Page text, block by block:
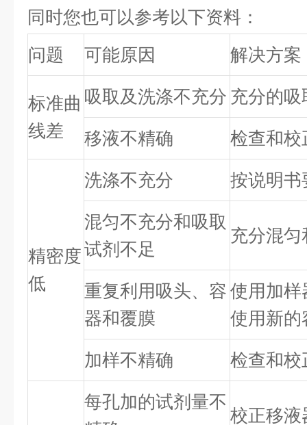
同时您也可以参考以下资料：
问题
可能原因 解决方案
标准曲
线差
吸取及洗涤不充分 充分的
移液不精确 检查和校
精密度
低
洗涤不充分 按说明书
混匀不充分和吸取
试剂不足
充分混
重复利用吸头、容
器和覆膜
使用加样
使用新的
加样不精确 检查和校
每孔加的试剂量不
校正移液